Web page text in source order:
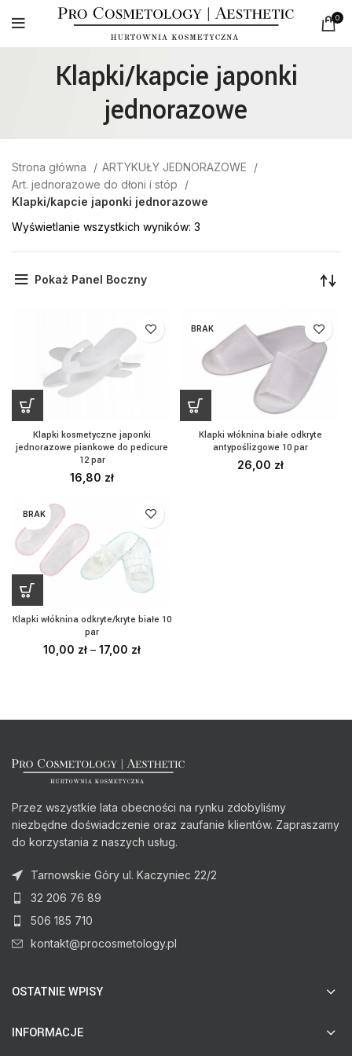
0
Klapki/kapcie japonki
jednorazowe
Strona główna
ARTYKUŁY JEDNORAZOWE
Art. jednorazowe do dłoni i stóp
Klapki/kapcie japonki jednorazowe
Wyświetlanie wszystkich wyników: 3
Pokaż Panel Boczny
Klapki kosmetyczne japonki
jednorazowe piankowe do pedicure
12 par
16,80 zł
BRAK
Klapki włóknina białe odkryte
antypoślizgowe 10 par
26,00 zł
BRAK
Klapki włóknina odkryte/kryte białe 10
par
10,00 zł – 17,00 zł
Przez wszystkie lata obecności na rynku zdobyliśmy
niezbędne doświadczenie oraz zaufanie klientów. Zapraszamy
do korzystania z naszych usług.
Tarnowskie Góry ul. Kaczyniec 22/2
32 206 76 89
506 185 710
kontakt@procosmetology.pl
OSTATNIE WPISY
INFORMACJE